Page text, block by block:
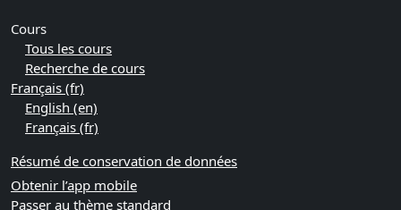
Cours
Tous les cours
Recherche de cours
Français ‎(fr)‎
English ‎(en)‎
Français ‎(fr)‎
Résumé de conservation de données
Obtenir l’app mobile
Passer au thème standard